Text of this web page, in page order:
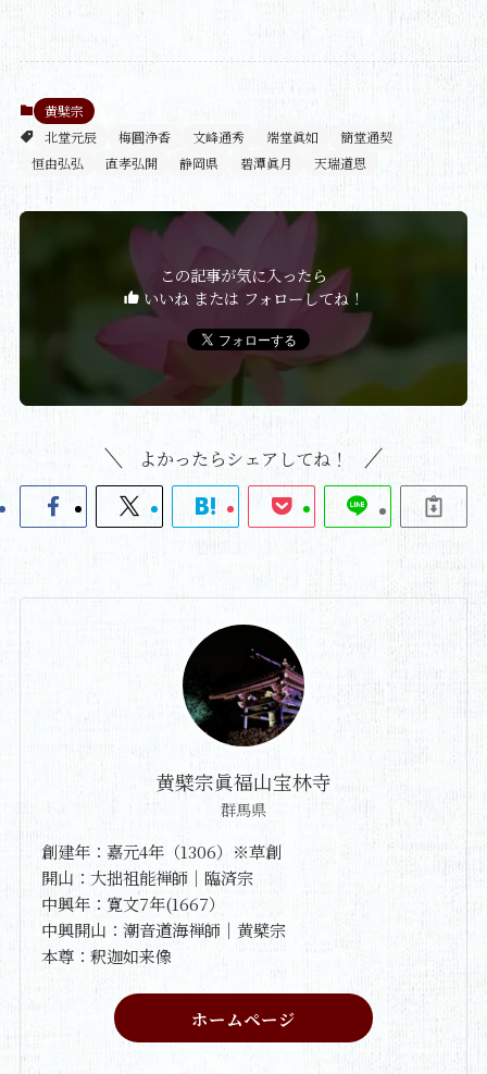
黄檗宗
北堂元辰
梅圓浄香 文峰通秀 端堂眞如
簡堂通契
恒由弘弘
直孝弘開 静岡県 碧潭眞月 天瑞道恩
この記事が気に入ったら
いいね または フォローしてね！
よかったらシェアしてね！
黄檗宗眞福山宝林寺
群馬県
創建年：嘉元4年（1306）※草創
開山：大拙祖能禅師｜臨済宗
中興年：寛文7年(1667）
中興開山：潮音道海禅師｜黄檗宗
本尊：釈迦如来像
ホームページ